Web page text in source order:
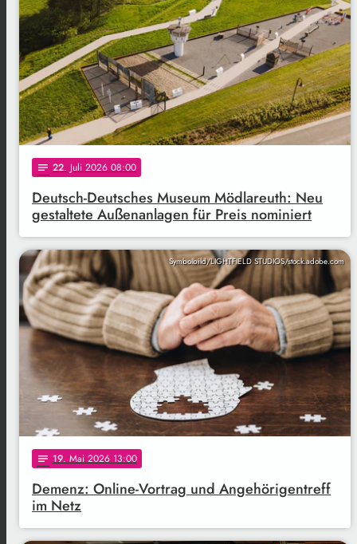
notes 22. Juli 2026 08:00
Deutsch-Deutsches Museum Mödlareuth: Neu
gestaltete Außenanlagen für Preis nominiert
Symbolbild/LIGHTFIELD STUDIOS/stock.adobe.com
notes 19. Mai 2026 13:00
Demenz: Online-Vortrag und Angehörigentreff
im Netz